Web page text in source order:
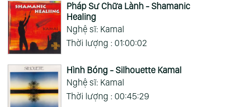
Pháp Sư Chữa Lành - Shamanic
Healing
Nghệ sĩ: Kamal
Thời lượng : 01:00:02
Hình Bóng - Silhouette Kamal
Nghệ sĩ: Kamal
Thời lượng : 00:45:29